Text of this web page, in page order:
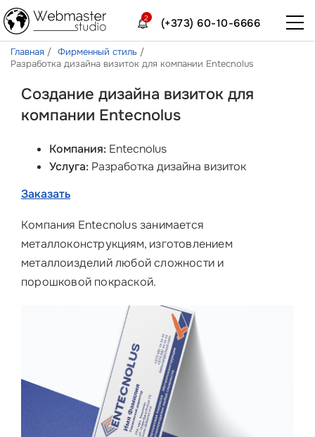
(+373) 60-10-6666
2
Главная
Фирменный стиль
Разработка дизайна визиток для компании Entecnolus
Создание дизайна визиток для
компании Entecnolus
Компания: Entecnolus
Услуга: Разработка дизайна визиток
Заказать
Компания Entecnolus занимается
металлоконструкциям, изготовлением
металлоизделий любой сложности и
порошковой покраской.